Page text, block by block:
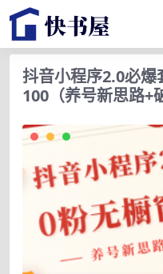
抖音小程序2.0必
100（养号新思路+